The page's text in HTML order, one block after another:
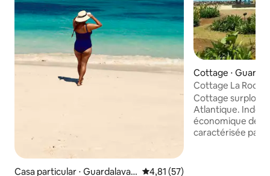
Casa particular ⋅ Guardalavac
Évaluation moyenne sur la
4,81 (57)
Cottage ⋅
Cottage La Roca
Guardalavaca !
Cottage
Atlantique.
économique de
caractérisée par